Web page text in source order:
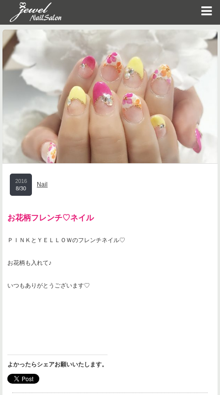
2016
8/30
Nail
お花柄フレンチ♡ネイル
ＰＩＮＫとＹＥＬＬＯＷのフレンチネイル♡
お花柄も入れて♪
いつもありがとうございます♡
よかったらシェアお願いいたします。